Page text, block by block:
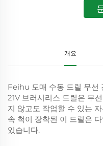
개요
Feihu 도매 수동 드릴 무선
21V 브러시리스 드릴은 무
지 않고도 작업할 수 있는
속 척이 장착된 이 드릴은
있습니다.